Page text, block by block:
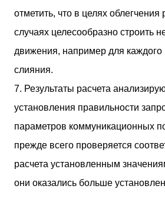
отметить, что в целях
случаях целесообразно строить
движения, например для каждого
слияния.
7. Результаты расчета
установления правильности
параметров коммуникационных
прежде всего проверяется
расчета установленным
они оказались больше